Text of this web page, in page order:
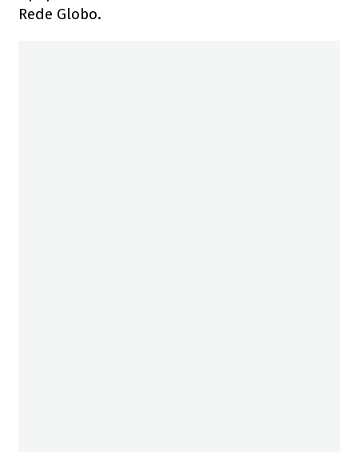
Rede Globo.